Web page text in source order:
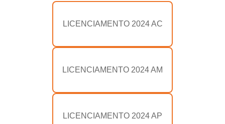
LICENCIAMENTO 2024 AC
LICENCIAMENTO 2024 AM
LICENCIAMENTO 2024 AP